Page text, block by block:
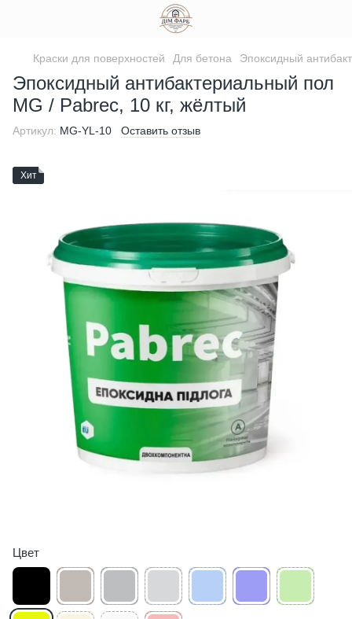
Краски для поверхностей Для бетона Эпоксидный
Эпоксидный антибактериальный пол
MG / Pabrec, 10 кг, жёлтый
Артикул: MG-YL-10 Оставить отзыв
Хит
Цвет